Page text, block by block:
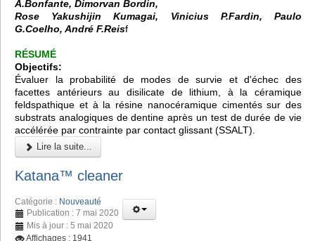
A.Bonfante, Dimorvan Bordin,
Rose Yakushijin Kumagai, Vinicius P.Fardin, Paulo
G.Coelho, André F.Reisf
RÉSUMÉ
Objectifs:
Évaluer la probabilité de modes de survie et d'échec des
facettes antérieurs au disilicate de lithium, à la céramique
feldspathique et à la résine nanocéramique cimentés sur des
substrats analogiques de dentine après un test de durée de vie
accélérée par contrainte par contact glissant (SSALT).
Lire la suite...
Katana™ cleaner
Catégorie : Nouveauté
Publication : 7 mai 2020
Mis à jour : 5 mai 2020
Affichages : 1941